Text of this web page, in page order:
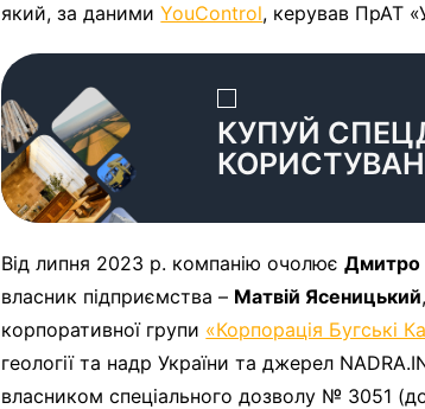
який, за данимиYouControl, керував ПрАТ
КУПУЙ
Від липня 2023 р. компанію очолює
власник підприємства – Матвій Ясеницький
корпоративної групи «Корпорація Бугські
геології та надр України та джерел
власником спеціального дозволу № 3051